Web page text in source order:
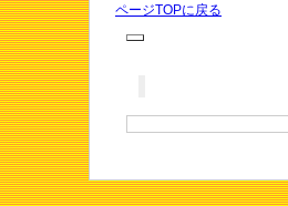
ページTOPに戻る